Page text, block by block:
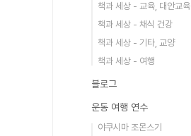
책과 세상 - 교육, 대안교육
책과 세상 - 채식 건강
책과 세상 - 기타, 교양
책과 세상 - 여행
블로그
운동 여행 연수
야쿠시마 조몬스기